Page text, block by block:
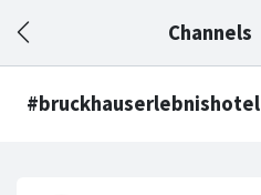
Channels
#bruckhauserlebnishotel